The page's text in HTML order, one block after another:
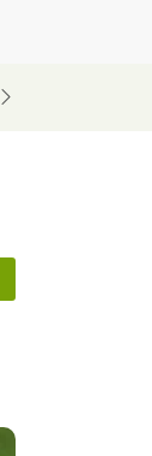
Neus, oren en ogen